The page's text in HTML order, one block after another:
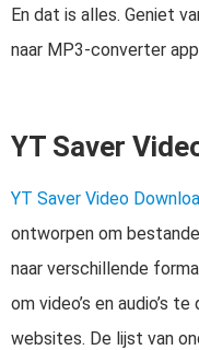
En dat is alles. Geniet
naar MP3-converter
YT Saver
YT Saver Video
ontworpen om
naar verschillende
om video’s en audio’s
websites. De lijst van